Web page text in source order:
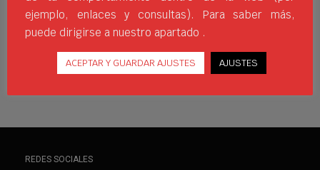
EME EMEINVERSIA EQUIPO FULLPRINT
INKFULLACTIVE
JIMSPORTS
MUNDIAL RAID SUBLIMACIÓN
REDES SOCIALES
ejemplo, enlaces y consultas). Para saber más,
puede dirigirse a nuestro apartado .
ACEPTAR Y GUARDAR AJUSTES AJUSTES